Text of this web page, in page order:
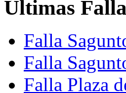
Últimas
Falla
Falla
Falla Plaza